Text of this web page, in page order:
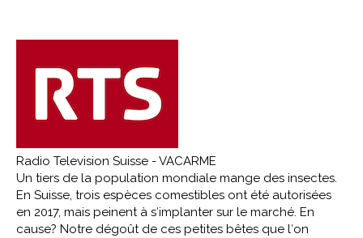
Radio Television Suisse - VACARME
Un tiers de la population mondiale mange des insectes.
En Suisse, trois espèces comestibles ont été autorisées
en 2017, mais peinent à sʹimplanter sur le marché. En
cause? Notre dégoût de ces petites bêtes que lʹon